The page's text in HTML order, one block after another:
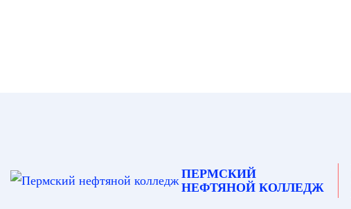
ПЕРМСКИЙ
НЕФТЯНОЙ КОЛЛЕДЖ